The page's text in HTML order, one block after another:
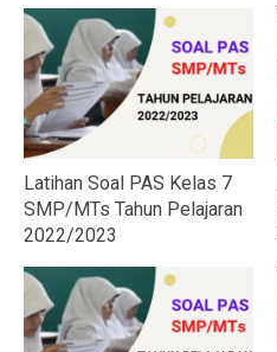
Latihan Soal PAS Kelas 7
SMP/MTs Tahun Pelajaran
2022/2023